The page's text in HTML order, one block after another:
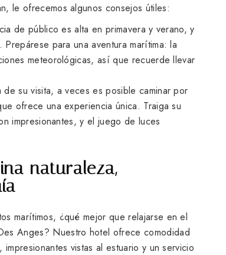
le ofrecemos algunos consejos útiles:
de público es alta en primavera y verano, y
para una aventura marítima: la
meteorológicas, así que recuerde llevar
su visita, a veces es posible caminar por
ofrece una experiencia única. Traiga su
impresionantes, y el juego de luces
naturaleza,
marítimos, ¿qué mejor que relajarse en el
Anges? Nuestro hotel ofrece comodidad
vistas al estuario y un servicio